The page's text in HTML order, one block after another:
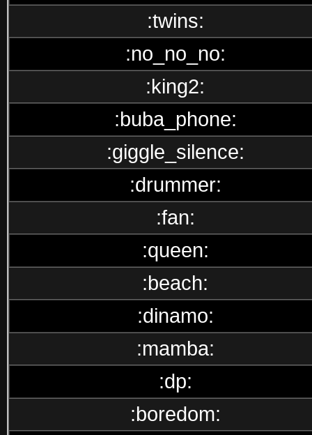
:twins:
:no_no_no:
:king2:
:buba_phone:
:giggle_silence:
:drummer:
:fan:
:queen:
:beach:
:dinamo:
:mamba:
:dp:
:boredom: